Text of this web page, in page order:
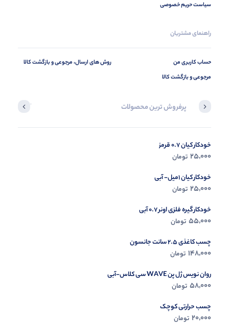
سیاست حریم خصوصی
راهنمای مشتریان
حساب کاربری من
مرجوعی و بازگشت کالا
روش های ارسال، مرجوعی و بازگشت کالا
پرفروش ترین محصولات آخرین
خودکار کیان 0.7 قرمز
25,000 تومان
خودکار کیان 1میل- آبی
25,000 تومان
خودکار گیره فلزی اونر 0.7 آبی
55,000 تومان
چسب کاغذی 2.5 سانت جانسون
148,000 تومان
روان نویس ژل پن WAVE سی کلاس-آبی
58,000 تومان
چسب حرارتی کوچک
20,000 تومان